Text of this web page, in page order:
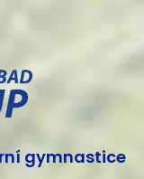
gymnastice